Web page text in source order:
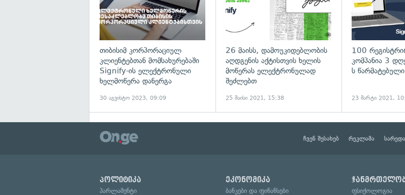
თიბისიმ კორპორაციულ
კლიენტებთან მომსახურებაში
Signify-ის ელექტრონული
ხელმოწერა დანერგა
30 აგვისტო 2023, 09:09
26 მაისს, დამოუკიდებლობის
აღდგენის აქტისთვის ხელის
მოწერას ელექტრონულად
შეძლებთ
25 მაისი 2021, 15:38
100
კომპანია 3
ს
23 მარტი 2021,
ჩვენ შესახებ რეკლამა
პოლიტიკა
პარლამენტი
ეკონომიკა
ბანკები და ფინანსები
ფსიქოლოგია